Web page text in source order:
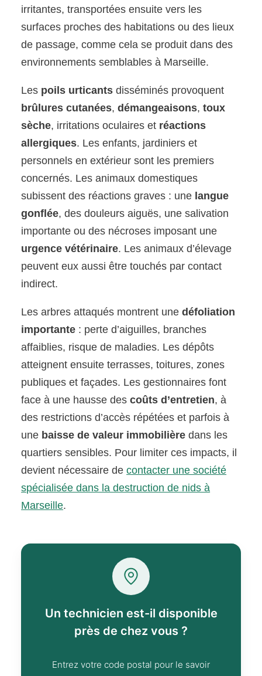
irritantes, transportées ensuite vers les
surfaces proches des habitations ou des lieux
de passage, comme cela se produit dans des
environnements semblables à Marseille.
Les poils urticants disséminés provoquent
brûlures cutanées,démangeaisons,toux
sèche, irritations oculaires et réactions
allergiques. Les enfants, jardiniers et
personnels en extérieur sont les premiers
concernés. Les animaux domestiques
subissent des réactions graves : une langue
gonflée, des douleurs aiguës, une salivation
importante ou des nécroses imposant une
urgence vétérinaire. Les animaux d’élevage
peuvent eux aussi être touchés par contact
indirect.
Les arbres attaqués montrent unedéfoliation
importante : perte d’aiguilles, branches
affaiblies, risque de maladies. Les dépôts
atteignent ensuite terrasses, toitures, zones
publiques et façades. Les gestionnaires font
face à une hausse descoûts d’entretien, à
des restrictions d’accès répétées et parfois à
une baisse de valeur immobilière dans les
quartiers sensibles. Pour limiter ces impacts, il
devient nécessaire decontacter une société
spécialisée dans la destruction de nids à
Marseille.
Un technicien est-il disponible
près de chez vous ?
Entrez votre code postal pour le savoir